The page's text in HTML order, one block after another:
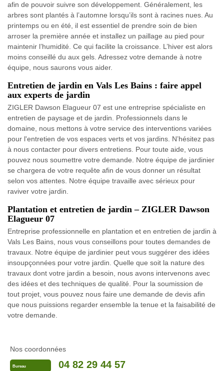
afin de pouvoir suivre son développement. Généralement, les
arbres sont plantés à l’automne lorsqu’ils sont à racines nues. Au
printemps ou en été, il est essentiel de prendre soin de bien
arroser la première année et installez un paillage au pied pour
maintenir l’humidité. Ce qui facilite la croissance. L’hiver est alors
moins conseillé du aux gels. Adressez votre demande à notre
équipe, nous saurons vous aider.
Entretien de jardin en Vals Les Bains : faire appel
aux experts de jardin
ZIGLER Dawson Elagueur 07 est une entreprise spécialiste en
entretien de paysage et de jardin. Professionnels dans le
domaine, nous mettons à votre service des interventions variées
pour l'entretien de vos espaces verts et vos jardins. N’hésitez pas
à nous contacter pour divers entretiens. Pour toute aide, vous
pouvez nous soumettre votre demande. Notre équipe de jardinier
se chargera de votre requête afin de vous donner un résultat
selon vos attentes. Notre équipe travaille avec sérieux pour
raviver votre jardin.
Plantation et entretien de jardin – ZIGLER Dawson
Elagueur 07
Entreprise professionnelle en plantation et en entretien de jardin à
Vals Les Bains, nous vous conseillons pour toutes demandes de
travaux. Notre équipe de jardinier peut vous suggérer des idées
insoupçonnées pour votre jardin. Quelle que soit la nature des
travaux dont votre jardin a besoin, nous avons intervenons avec
des idées et des techniques de qualité. Pour la soumission de
tout projet, vous pouvez nous faire une demande de devis afin
que nous puissions regarder ensemble la tenue et la faisabilité de
votre demande.
Nos coordonnées
Bureau 04 82 29 44 57